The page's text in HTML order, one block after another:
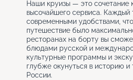
Наши круизы — это сочетание
высочайшего сервиса. Каждый
современными удобствами,
путешествие было
ресторанах на борту вы
блюдами русской и
культурные программы и
глубже окунуться в историю и
России.